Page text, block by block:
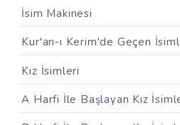
İsim Makinesi
Kur'an-ı Kerim'de Geçen
Kız İsimleri
A Harfi İle Başlayan Kız